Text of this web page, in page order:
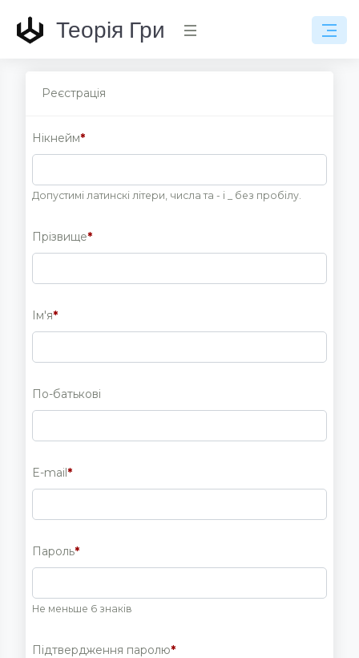
Теорія Гри
Реєстрація
Нікнейм*
Допустимі латинскі літери, числа та - і _ без пробілу.
Прізвище*
Ім'я*
По-батькові
E-mail*
Пароль*
Не меньше 6 знаків
Підтвердження паролю*